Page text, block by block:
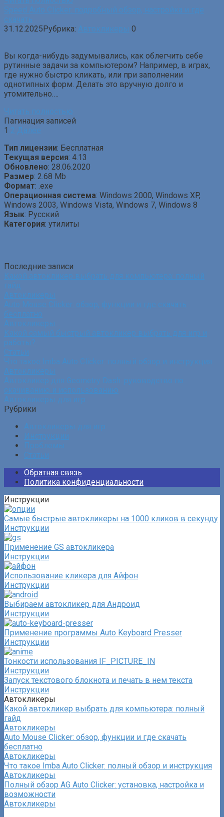
Speed Auto Clicker: подробный обзор, настройка и где
скачать
31.12.2025Рубрика: Автокликеры 0
Вы когда-нибудь задумывались, как облегчить себе
рутинные задачи за компьютером? Например, в играх,
где нужно быстро кликать, или при заполнении
однотипных форм. Делать это вручную долго и
утомительно….
Читать полностью
Пагинация записей
1 2 Далее
Тип лицензии: Бесплатная
Текущая версия: 4.13
Обновлено: 28.06.2020
Размер: 2.68 Mb
Формат: .exe
Операционная система: Windows 2000, Windows XP,
Windows 2003, Windows Vista, Windows 7, Windows 8
Язык: Русский
Категория: утилиты
Последние записи
Какой автокликер выбрать для компьютера: полный
гайд
Автокликеры
Auto Mouse Clicker: обзор, функции и где скачать
бесплатно
Автокликеры
Какой самый быстрый автокликер выбрать для игр и
работы?
Статьи
Что такое Imba Auto Clicker: полный обзор и инструкция
Автокликеры
Автокликер для Geometry Dash: руководство по
скачиванию и использованию
Автокликеры для игр
Рубрики
Автокликеры для игр
Инструкции
Проблемы
Статьи
Обратная связь
Политика конфиденциальности
Инструкции
Самые быстрые автокликеры на 1000 кликов в секунду
Инструкции
Применение GS автокликера
Инструкции
Использование кликера для Айфон
Инструкции
Выбираем автокликер для Андроид
Инструкции
Применение программы Auto Keyboard Presser
Инструкции
Тонкости использования IF_PICTURE_IN
Инструкции
Запуск текстового блокнота и печать в нем текста
Инструкции
Автокликеры
Какой автокликер выбрать для компьютера: полный
гайд
Автокликеры
Auto Mouse Clicker: обзор, функции и где скачать
бесплатно
Автокликеры
Что такое Imba Auto Clicker: полный обзор и инструкция
Автокликеры
Полный обзор AG Auto Clicker: установка, настройка и
возможности
Автокликеры